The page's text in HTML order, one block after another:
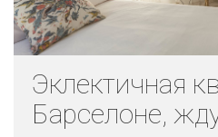
Эклектичная
Барселоне,